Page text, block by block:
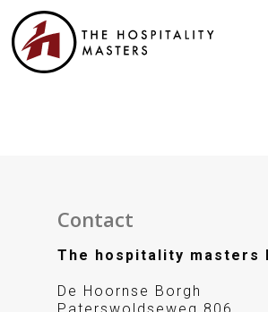
Contact
The hospitality masters
De Hoornse Borgh